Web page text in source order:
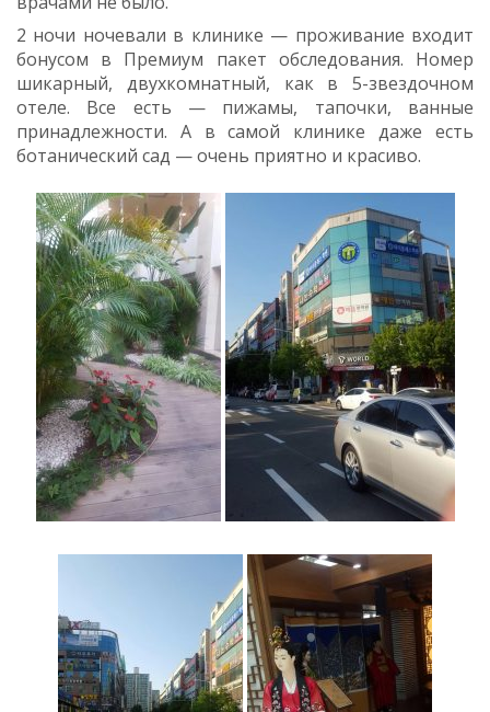
2 ночи ночевали в клинике — проживание входит
бонусом в Премиум пакет обследования. Номер
шикарный, двухкомнатный, как в 5-звездочном
отеле. Все есть — пижамы, тапочки, ванные
принадлежности. А в самой клинике даже есть
ботанический сад — очень приятно и красиво.